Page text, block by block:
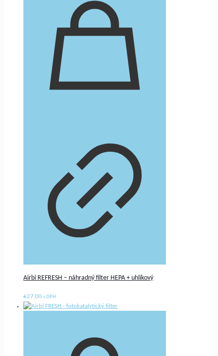
Airbi REFRESH – náhradný filter HEPA + uhlíkový
€27.00 s DPH